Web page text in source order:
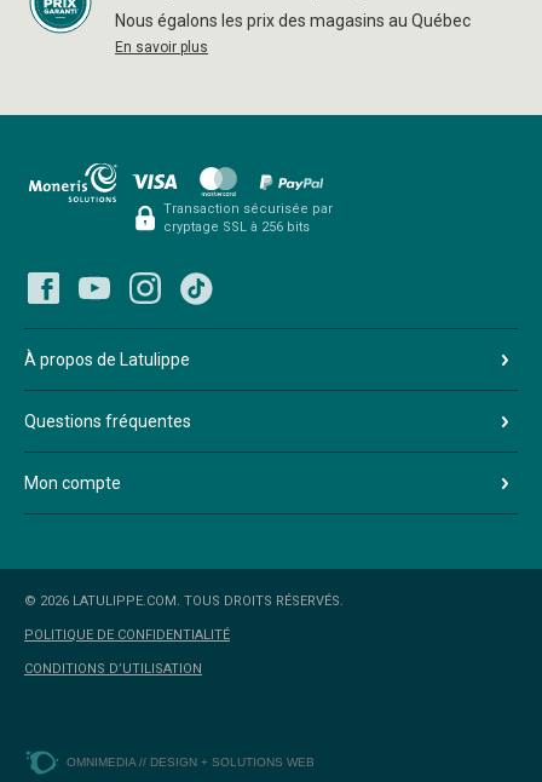
Nous égalons les prix des magasins au Québec
En savoir plus
Transaction sécurisée par
cryptage SSL à 256 bits
À propos de Latulippe
Questions fréquentes
Mon compte
© 2026 LATULIPPE.COM. TOUS DROITS RÉSERVÉS.
POLITIQUE DE CONFIDENTIALITÉ
CONDITIONS D’UTILISATION
OMNIMEDIA // DESIGN + SOLUTIONS WEB